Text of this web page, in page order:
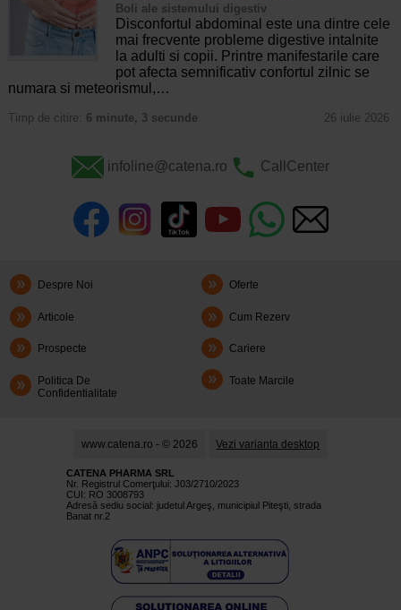
Boli ale sistemului digestiv
Disconfortul abdominal este una dintre cele
mai frecvente probleme digestive intalnite
la adulti si copii. Printre manifestarile care
pot afecta semnificativ confortul zilnic se
numara si meteorismul,…
Timp de citire: 6 minute, 3 secunde 26 iulie 2026
infoline@catena.ro CallCenter
Despre Noi Oferte
Articole Cum Rezerv
Prospecte Cariere
Politica De
Confidentialitate
Toate Marcile
www.catena.ro - © 2026 Vezi varianta desktop
CATENA PHARMA SRL
Nr. Registrul Comerţului: J03/2710/2023
CUI: RO 3008793
Adresă sediu social: judetul Argeş, municipiul Piteşti, strada
Banat nr.2